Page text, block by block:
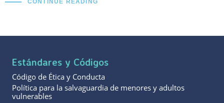
CONTINUE READING
Estándares y Códigos
Código de Ética y Conducta
Política para la salvaguardia de menores y adultos
vulnerables